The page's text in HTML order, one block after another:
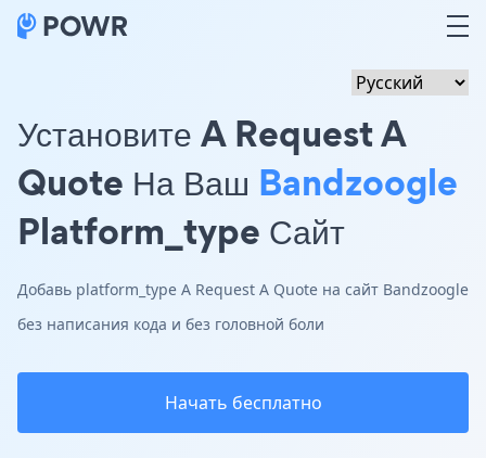
Установите A Request A
Quote На Ваш Bandzoogle
Platform_type Сайт
Добавь platform_type A Request A Quote на сайт Bandzoogle
без написания кода и без головной боли
Начать бесплатно